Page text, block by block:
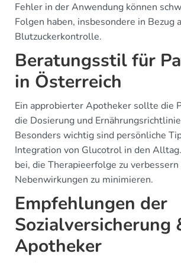
Fehler in der Anwendung können
Folgen haben, insbesondere in Bezug
Blutzuckerkontrolle.
Beratungsstil für
in Österreich
Ein approbierter Apotheker sollte die
die Dosierung und
Besonders wichtig sind persönliche
Integration von Glucotrol in den
bei, die Therapieerfolge zu
Nebenwirkungen zu minimieren.
Empfehlungen der
Sozialversicherung
Apotheker